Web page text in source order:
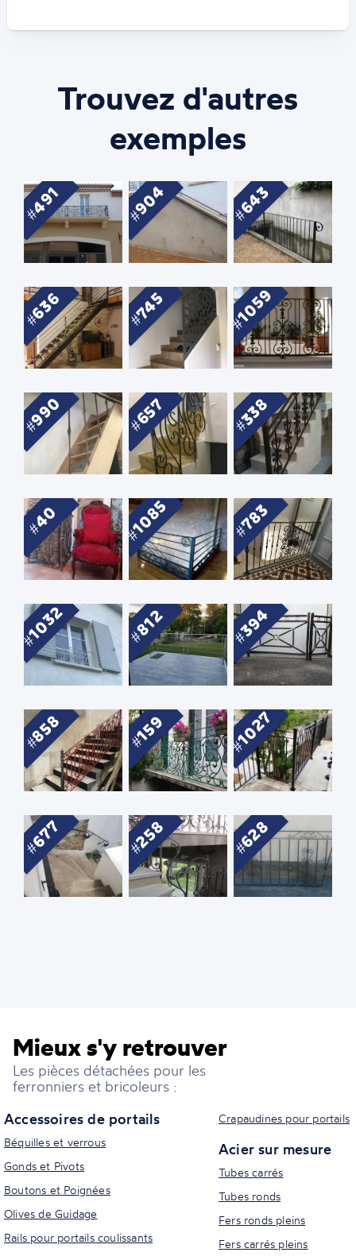
Trouvez d'autres
exemples
491 904 643
636 745 1059
990 657 338
40 1085 783
1032 812 394
858 159 1027
677 258 628
Mieux s'y retrouver
Les pièces détachées pour les
ferronniers et bricoleurs :
Accessoires de portails
Béquilles et verrous
Gonds et Pivots
Boutons et Poignées
Olives de Guidage
Rails pour portails coulissants
Crapaudines pour portails
Acier sur mesure
Tubes carrés
Tubes ronds
Fers ronds pleins
Fers carrés pleins